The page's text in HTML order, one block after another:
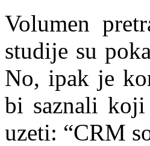
Volumen
studije su
No, ipak je
bi saznali koji
uzeti: “CRM